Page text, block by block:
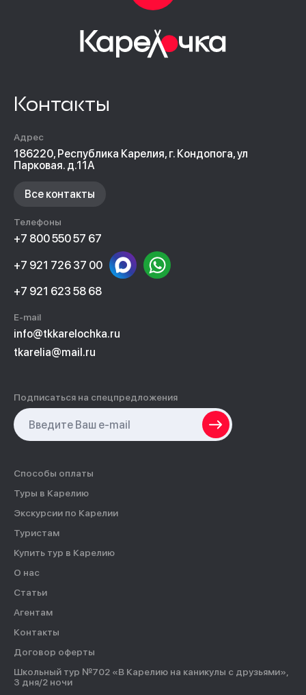
Контакты
Адрес
186220, Республика Карелия, г. Кондопога, ул
Парковая. д.11А
Все контакты
Телефоны
+7 800 550 57 67
+7 921 726 37 00
+7 921 623 58 68
E-mail
info@tkkarelochka.ru
tkarelia@mail.ru
Подписаться на спецпредложения
Способы оплаты
Туры в Карелию
Экскурсии по Карелии
Туристам
Купить тур в Карелию
О нас
Статьи
Агентам
Контакты
Договор оферты
Школьный тур №702 «В Карелию на каникулы с друзьями»,
3 дня/2 ночи